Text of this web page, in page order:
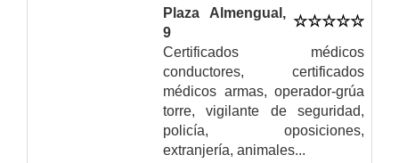
Plaza Almengual,
9
Certificados médicos
conductores, certificados
médicos armas, operador-grúa
torre, vigilante de seguridad,
policía, oposiciones,
extranjería, animales...